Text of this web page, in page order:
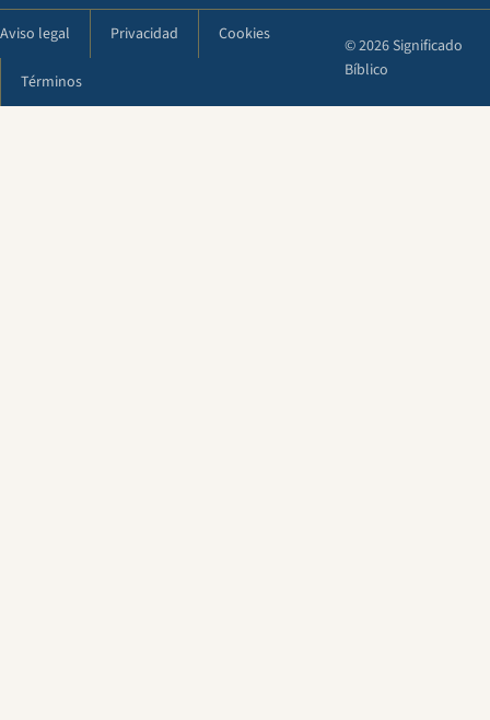
Aviso legal Privacidad Cookies
Términos
© 2026 Significado
Bíblico